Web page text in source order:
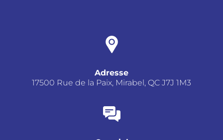
Adresse
17500 Rue de la Paix, Mirabel, QC J7J 1M3